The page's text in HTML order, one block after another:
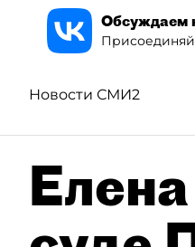
Обсуждаем
Новости СМИ2